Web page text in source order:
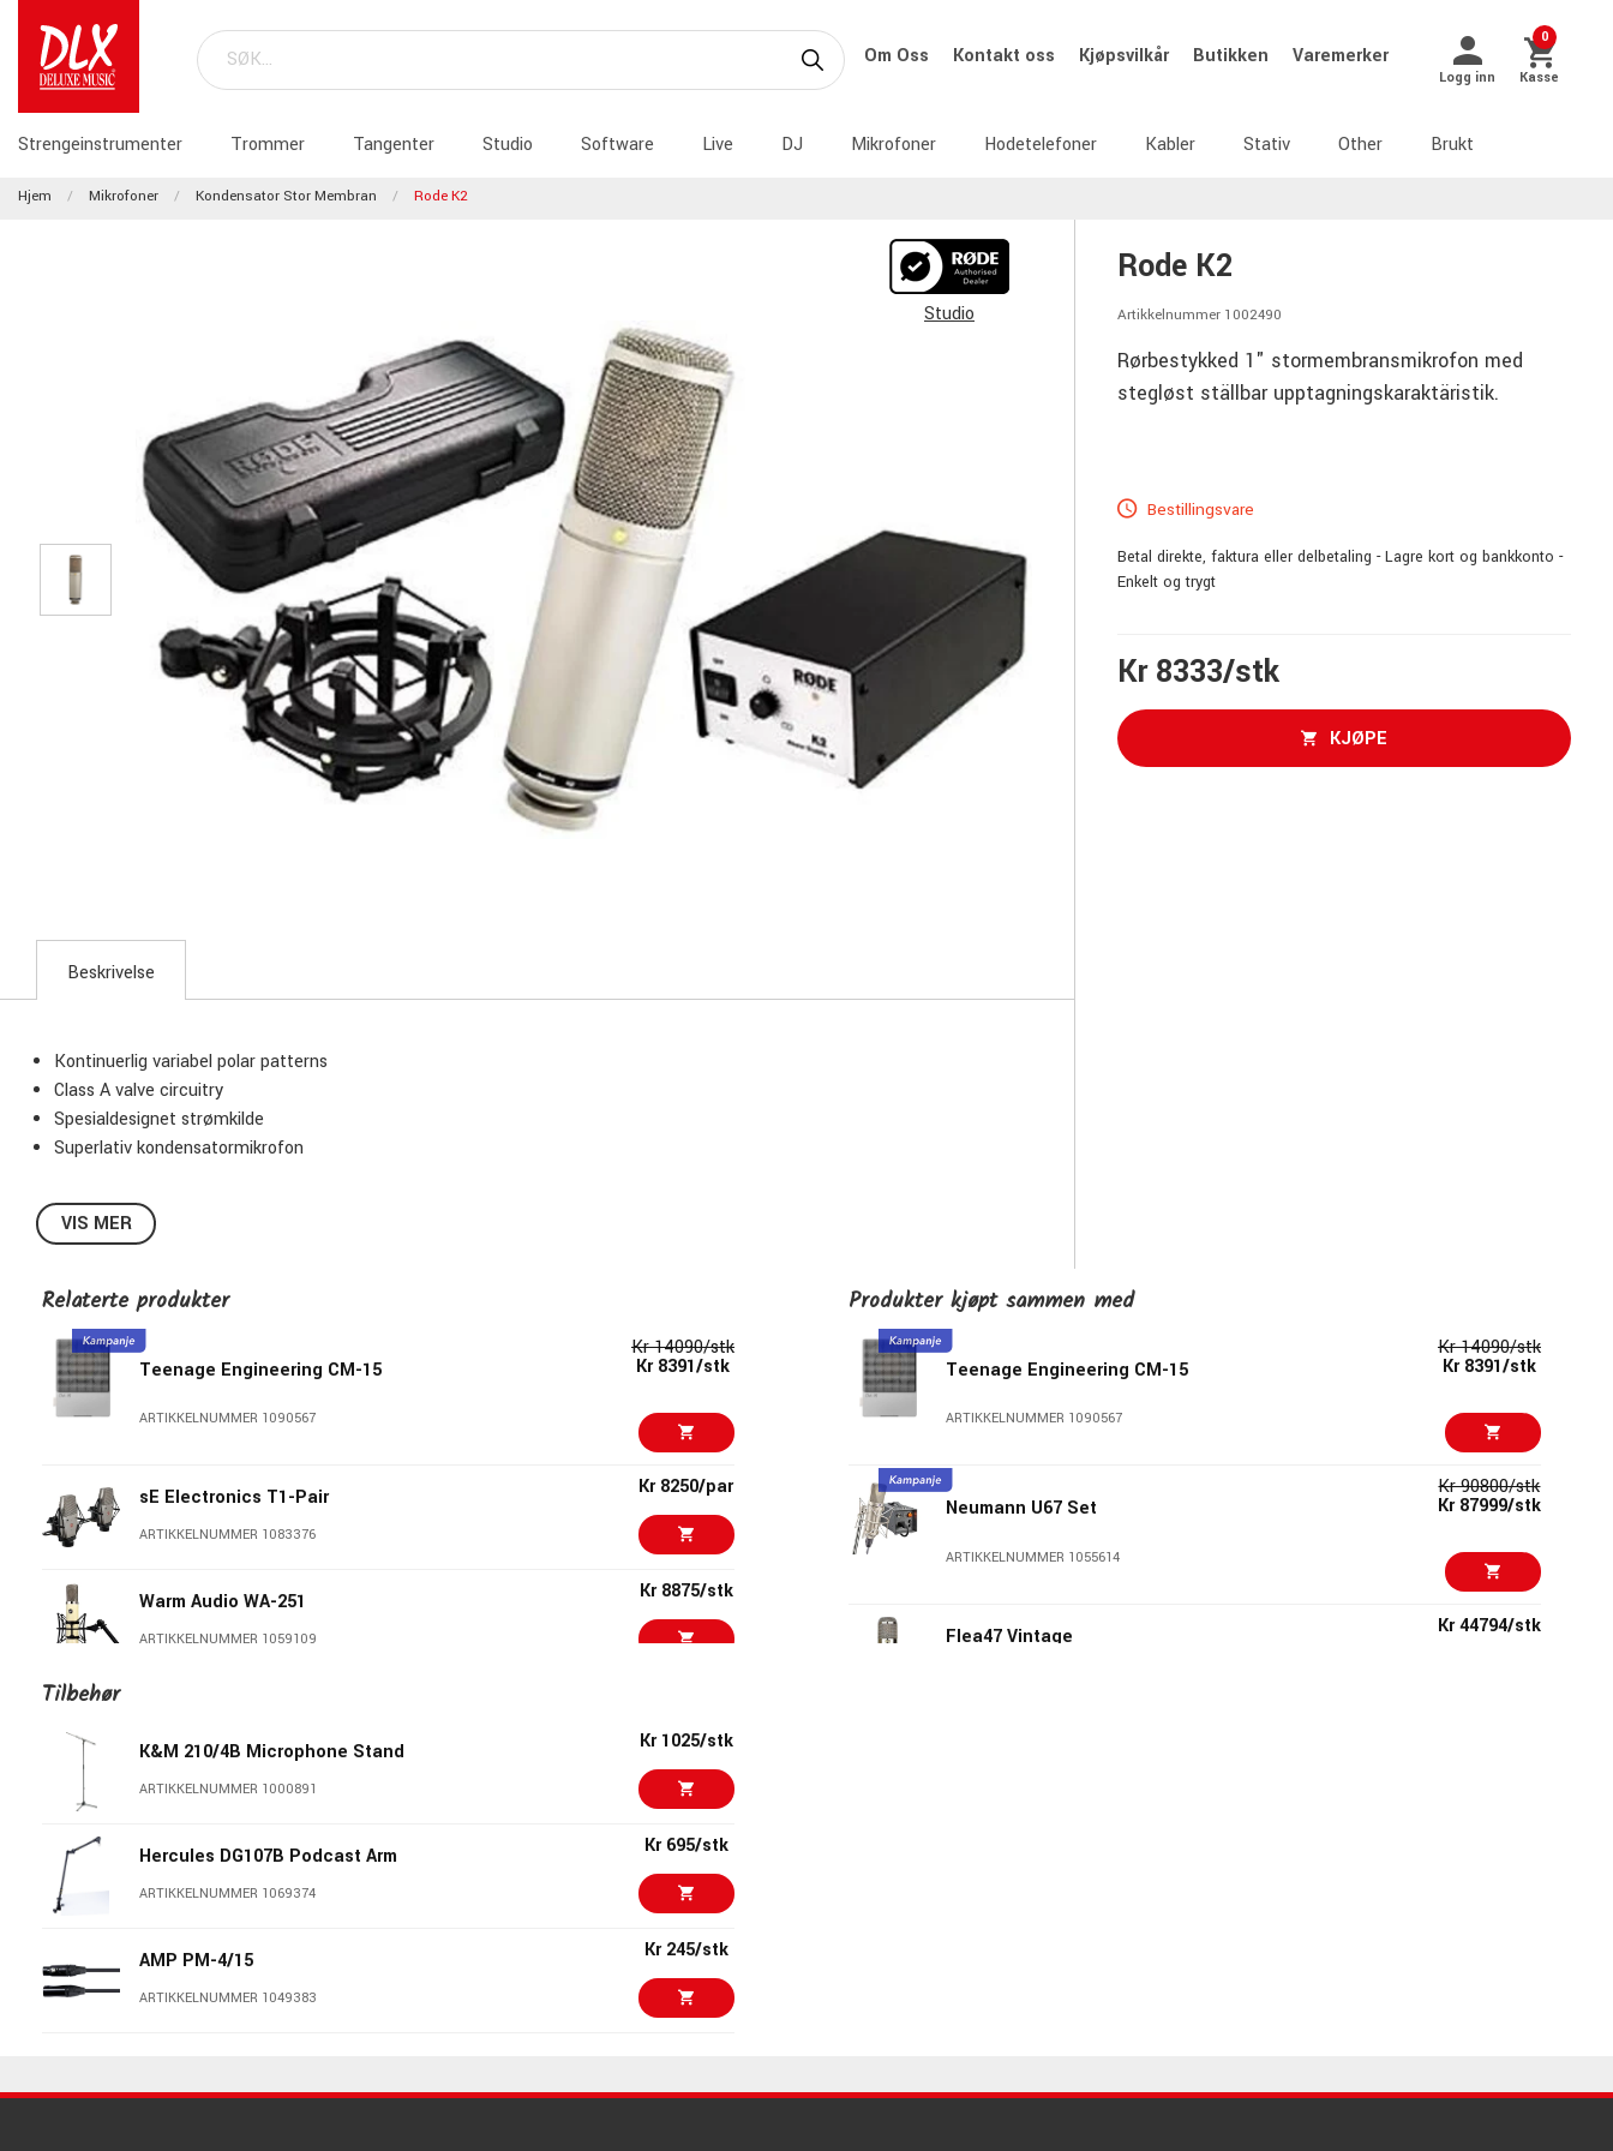
Om Oss Kontakt oss Kjøpsvilkår Butikken Varemerker
Logg inn
0
Kasse
Strengeinstrumenter Trommer Tangenter Studio Software Live DJ Mikrofoner Hodetelefoner Kabler Stativ Other Brukt
Hjem Mikrofoner Kondensator Stor Membran Rode K2
Studio
Rode K2
Artikkelnummer 1002490
Rørbestykked 1" stormembransmikrofon med
stegløst ställbar upptagningskaraktäristik.
Bestillingsvare
Betal direkte, faktura eller delbetaling - Lagre kort og bankkonto -
Enkelt og trygt
Kr 8333/stk
KJØPE
Beskrivelse
Kontinuerlig variabel polar patterns
Class A valve circuitry
Spesialdesignet strømkilde
Superlativ kondensatormikrofon
VIS MER
Relaterte produkter
Teenage Engineering CM-15
ARTIKKELNUMMER 1090567
Kr 14090/stk
Kr 8391/stk
sE Electronics T1-Pair
ARTIKKELNUMMER 1083376
Kr 8250/par
Warm Audio WA-251
ARTIKKELNUMMER 1059109
Kr 8875/stk
ARTIKKELNUMMER 1054883
ARTIKKELNUMMER 1079283
Kr 10740/stk
ARTIKKELNUMMER 1063436
Kr 12275/stk
Kr 12695/par
Produkter kjøpt sammen med
Teenage Engineering CM-15
ARTIKKELNUMMER 1090567
Kr 14090/stk
Kr 8391/stk
Neumann U67 Set
ARTIKKELNUMMER 1055614
Kr 90800/stk
Kr 87999/stk
Flea47 Vintage Kr 44794/stk
ARTIKKELNUMMER 1031625
Tilbehør
K&M 210/4B Microphone Stand
ARTIKKELNUMMER 1000891
Kr 1025/stk
Hercules DG107B Podcast Arm
ARTIKKELNUMMER 1069374
Kr 695/stk
AMP PM-4/15
ARTIKKELNUMMER 1049383
Kr 245/stk
ARTIKKELNUMMER 1063418